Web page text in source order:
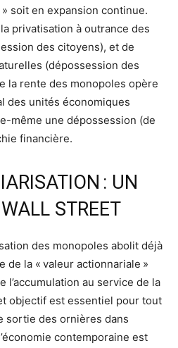
soit en expansion continue.
privatisation à outrance des
des citoyens), et de
(dépossession des
la rente des monopoles opère
des unités économiques
même une dépossession (de
financière.
: UN
STREET
des monopoles abolit déjà
de la « valeur actionnariale »
l’accumulation au service de la
objectif est essentiel pour tout
sortie des ornières dans
contemporaine est